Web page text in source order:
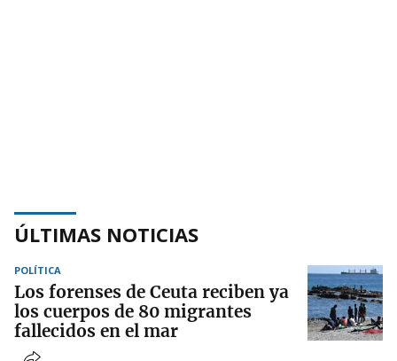
ÚLTIMAS NOTICIAS
POLÍTICA
Los forenses de Ceuta reciben ya
los cuerpos de 80 migrantes
fallecidos en el mar